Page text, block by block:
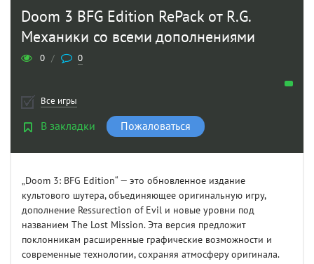
Doom 3 BFG Edition RePack от R.G.
Механики со всеми дополнениями
0 / 0
Все игры
В закладки Пожаловаться
„Doom 3: BFG Edition“ — это обновленное издание
культового шутера, объединяющее оригинальную игру,
дополнение Ressurection of Evil и новые уровни под
названием The Lost Mission. Эта версия предложит
поклонникам расширенные графические возможности и
современные технологии, сохраняя атмосферу оригинала.